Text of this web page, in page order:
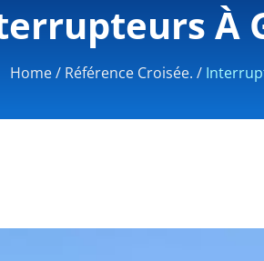
À
Home/ Référence Croisée. /